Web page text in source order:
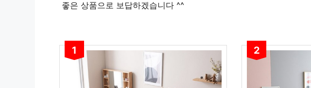
좋은 상품으로 보답하겠습니다 ^^
1 2